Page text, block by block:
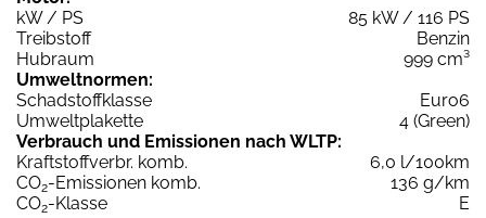
kW / PS
85 kW / 116 PS
Treibstoff
Benzin
Hubraum
999 cm³
Umweltnormen:
Schadstoffklasse
Euro6
Umweltplakette
4 (Green)
Verbrauch und Emissionen nach WLTP:
Kraftstoffverbr. komb.
6,0 l/100km
CO2-Emissionen komb.
136 g/km
CO2-Klasse
E